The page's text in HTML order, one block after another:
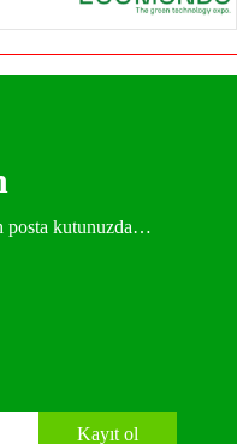
posta kutunuzda…
Kayıt ol